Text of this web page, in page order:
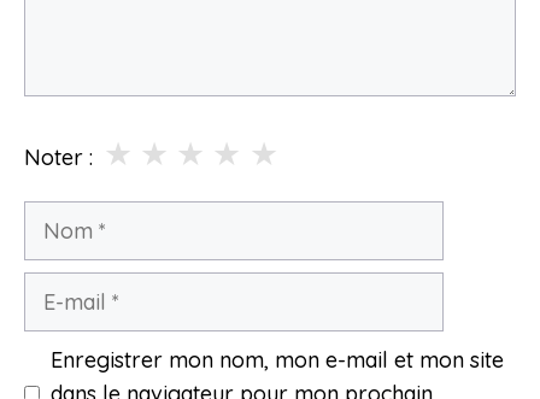
Noter : ★
★
★
★
★
Nom
Enregistrer mon nom, mon e-mail et mon site
dans le navigateur pour mon prochain